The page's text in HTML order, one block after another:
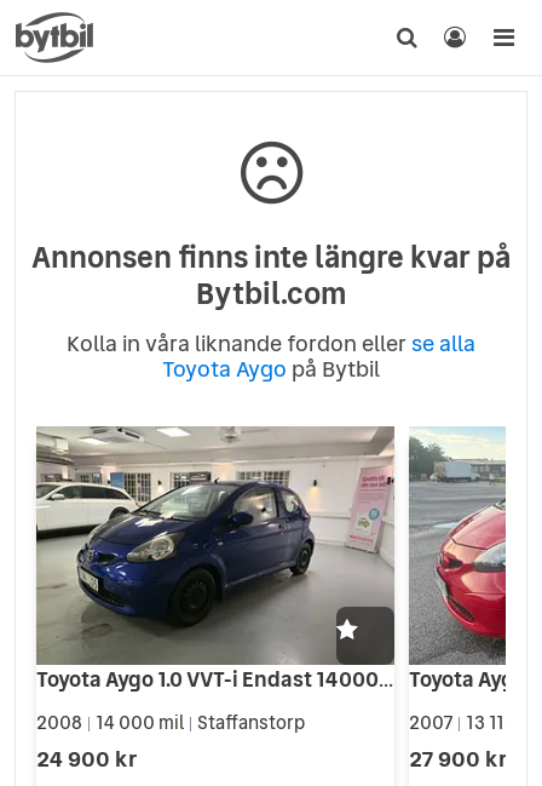
Annonsen finns inte längre kvar på
Bytbil.com
Kolla in våra liknande fordon ellerse alla
Toyota Aygo på Bytbil
Toyota Aygo 1.0 VVT-i Endast 14000 Mil 360kr Årsskatt
2008 14 000 mil Staffanstorp
24 900 kr
Toyota Aygo
2007 13 113
27 900 kr